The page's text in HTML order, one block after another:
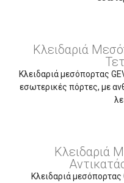
Κλειδαριά
Κλειδαριά μεσόπορτας
εσωτερικές πόρτες, με
Κλειδαριά
Κλειδαριά